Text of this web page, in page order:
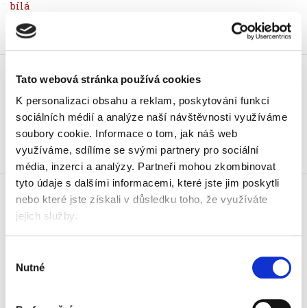
Tato webová stránka používá cookies
K personalizaci obsahu a reklam, poskytování funkcí
sociálních médií a analýze naší návštěvnosti využíváme
soubory cookie. Informace o tom, jak náš web
využíváme, sdílíme se svými partnery pro sociální
média, inzerci a analýzy. Partneři mohou zkombinovat
tyto údaje s dalšími informacemi, které jste jim poskytli
nebo které jste získali v důsledku toho, že využíváte
jejich služby.
souhlasu
Nutné
Premium Plus, 150x100 cm
3 050 Kč
3 690,50 Kč vč. DPH
Koupit
Tabule magnetická Nobo
Premium Plus, 150x100 cm,
smaltovaná